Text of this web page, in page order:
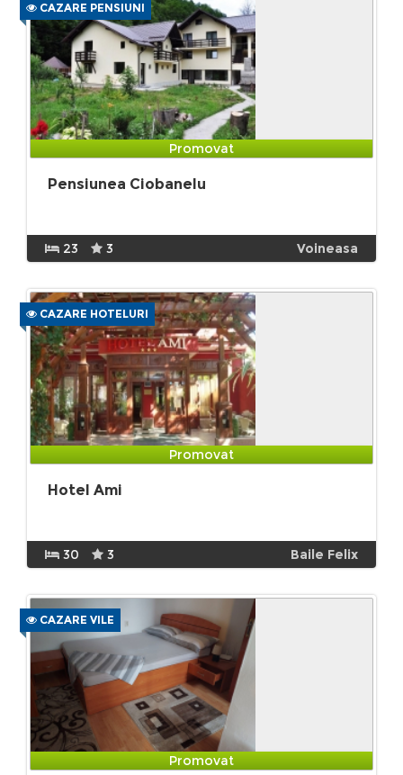
CAZARE PENSIUNI
Promovat
Pensiunea Ciobanelu
23 3 Voineasa
CAZARE HOTELURI
Promovat
Hotel Ami
30 3 Baile Felix
CAZARE VILE
Promovat